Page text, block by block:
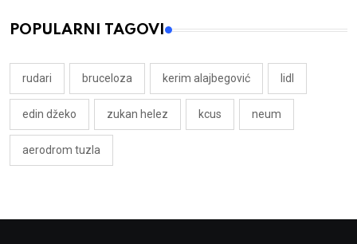
POPULARNI TAGOVI
rudari bruceloza kerim alajbegović lidl
edin džeko zukan helez kcus neum
aerodrom tuzla